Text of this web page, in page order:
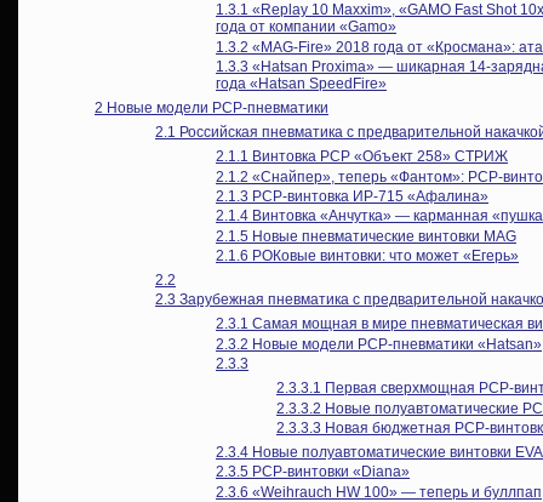
1.3.1 «Replay 10 Maxxim», «GAMO Fast Shot
года от компании «Gamo»
1.3.2 «MAG-Fire» 2018 года от «Кросмана»:
1.3.3 «Hatsan Proxima» — шикарная 14-
года «Hatsan SpeedFire»
2 Новые модели PCP-пневматики
2.1 Российская пневматика с предварительной
2.1.1 Винтовка РСР «Объект 258» СТРИЖ
2.1.2 «Снайпер», теперь «Фантом»: PCP-
2.1.3 PCP-винтовка ИР-715 «Афалина»
2.1.4 Винтовка «Анчутка» — карманная
2.1.5 Новые пневматические винтовки MAG
2.1.6 РОКовые винтовки: что может «Егерь»
2.2
2.3 Зарубежная пневматика с предварительной
2.3.1 Самая мощная в мире пневматическая
2.3.2 Новые модели PCP-пневматики «Hatsan»
2.3.3
2.3.3.1 Первая сверхмощная PCP-
2.3.3.2 Новые полуавтоматические
2.3.3.3 Новая бюджетная PCP-
2.3.4 Новые полуавтоматические винтовки
2.3.5 PCP-винтовки «Diana»
2.3.6 «Weihrauch HW 100» — теперь и буллпап